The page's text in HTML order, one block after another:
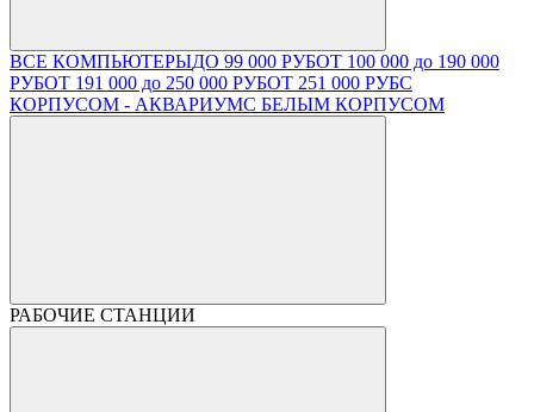
ВСЕ КОМПЬЮТЕРЫДО 99 000 РУБОТ 100 000 до 190 000
РУБОТ 191 000 до 250 000 РУБОТ 251 000 РУБС
КОРПУСОМ - АКВАРИУМС БЕЛЫМ КОРПУСОМ
РАБОЧИЕ СТАНЦИИ